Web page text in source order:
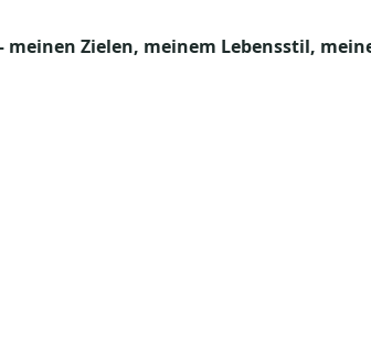
meinen Zielen, meinem Lebensstil,